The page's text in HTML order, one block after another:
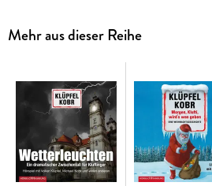
Kluftinger, kurz "Klufti", gewähren
einzigartigen Blick hinter die Fassade
Mehr aus dieser Reihe